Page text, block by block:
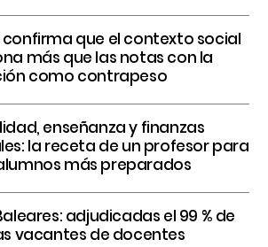
confirma que el contexto social
más que las notas con la
como contrapeso
enseñanza y finanzas
la receta de un profesor para
más preparados
adjudicadas el 99 % de
vacantes de docentes